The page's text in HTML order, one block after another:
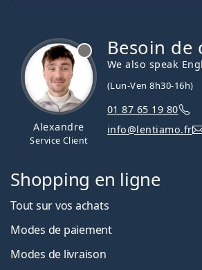
Alexandre
Service Client
Besoin de
We also speak
(Lun-Ven 8h30-16h)
01 87 65 19 80
info@lentiamo.fr
Shopping en ligne
Tout sur vos achats
Modes de paiement
Modes de livraison